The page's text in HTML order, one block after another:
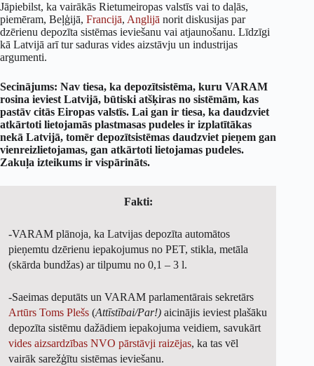
Jāpiebilst, ka vairākās Rietumeiropas valstīs vai to daļās,
piemēram, Beļģijā, Francijā, Anglijā norit diskusijas par
dzērienu depozīta sistēmas ieviešanu vai atjaunošanu. Līdzīgi
kā Latvijā arī tur saduras vides aizstāvju un industrijas
argumenti.
Secinājums: Nav tiesa, ka depozītsistēma, kuru VARAM
rosina ieviest Latvijā, būtiski atšķiras no sistēmām, kas
pastāv citās Eiropas valstīs. Lai gan ir tiesa, ka daudzviet
atkārtoti lietojamās plastmasas pudeles ir izplatītākas
nekā Latvijā, tomēr depozītsistēmas daudzviet pieņem gan
vienreizlietojamas, gan atkārtoti lietojamas pudeles.
Zakuļa izteikums ir vispārināts.
Fakti:
-VARAM plānoja, ka Latvijas depozīta automātos
pieņemtu dzērienu iepakojumus no PET, stikla, metāla
(skārda bundžas) ar tilpumu no 0,1 – 3 l.
-Saeimas deputāts un VARAM parlamentārais sekretārs
Artūrs Toms Plešs (Attīstībai/Par!) aicinājis ieviest plašāku
depozīta sistēmu dažādiem iepakojuma veidiem, savukārt
vides aizsardzības NVO pārstāvji raizējas, ka tas vēl
vairāk sarežģītu sistēmas ieviešanu.